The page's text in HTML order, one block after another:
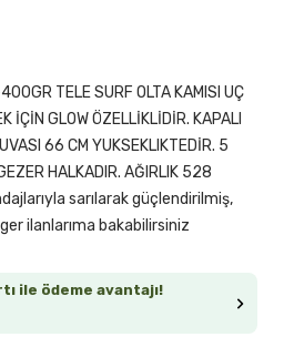
ile ödeme avantajı!
TELE SURF OLTA KAMISI UÇ
İÇİN GLOW ÖZELLİKLİDİR. KAPALI
66 CM YUKSEKLIKTEDİR. 5
HALKADIR. AĞIRLIK 528
sarılarak güçlendirilmiş,
ilanlarıma bakabilirsiniz